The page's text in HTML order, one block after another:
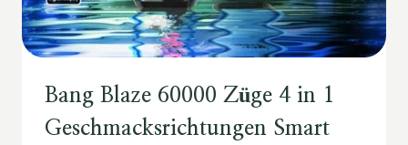
Bang Blaze 60000 Züge 4 in 1
Geschmacksrichtungen Smart